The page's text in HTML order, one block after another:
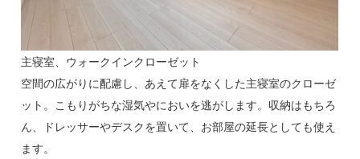
主寝室、ウォークインクローゼット
空間の広がりに配慮し、あえて扉をなくした主寝室のクローゼ
ット。こもりがちな湿気やにおいを逃がします。収納はもちろ
ん、ドレッサーやデスクを置いて、お部屋の延長としても使え
ます。